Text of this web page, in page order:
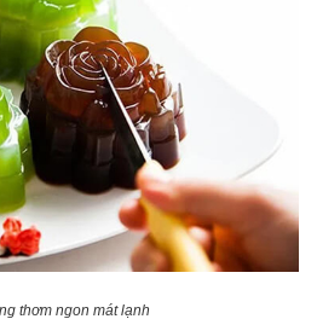
thơm ngon mát lạnh